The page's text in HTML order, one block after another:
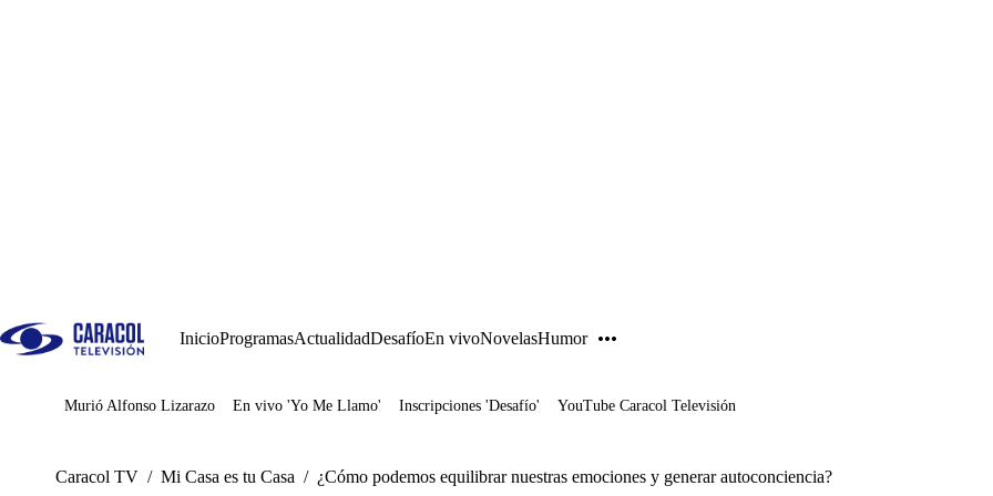
InicioProgramasActualidadDesafíoEn vivoNovelasHumor
Juegos
Murió Alfonso Lizarazo En vivo 'Yo Me Llamo' Inscripciones 'Desafío' YouTube Caracol Televisión
Caracol TV / Mi Casa es tu Casa / ¿Cómo podemos equilibrar nuestras emociones y generar autoconciencia?